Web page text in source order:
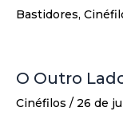
Bastidores,
O Outro
Cinéfilos / 26 de